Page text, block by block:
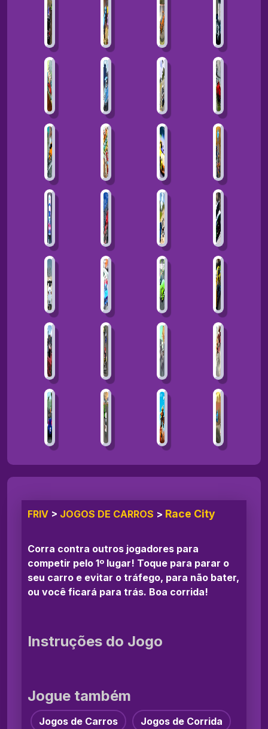
FRIV > JOGOS DE CARROS > Race City
Corra contra outros jogadores para
competir pelo 1º lugar! Toque para parar o
seu carro e evitar o tráfego, para não bater,
ou você ficará para trás. Boa corrida!
Instruções do Jogo
Jogue também
Jogos de Carros Jogos de Corrida